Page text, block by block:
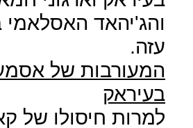
והג'יהאד האסלאמי
עזה.
המעורבות של
בעיראק
למרות חיסולו של